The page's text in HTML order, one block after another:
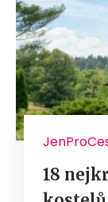
18